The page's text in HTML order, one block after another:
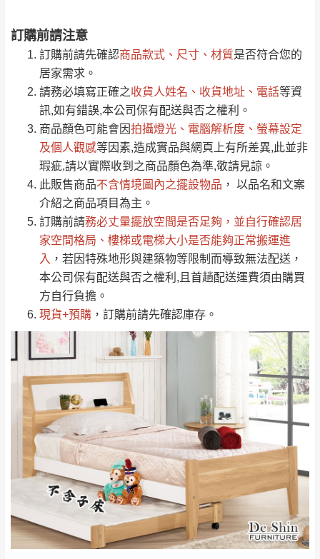
訂購前請注意
訂購前請先確認商品款式、尺寸、材質是否符合您的
居家需求。
請務必填寫正確之收貨人姓名、收貨地址、電話等資
訊,如有錯誤,本公司保有配送與否之權利。
商品顏色可能會因拍攝燈光、電腦解析度、螢幕設定
及個人觀感等因素,造成實品與網頁上有所差異,此並非
瑕疵,請以實際收到之商品顏色為準,敬請見諒。
此販售商品不含情境圖內之擺設物品 ， 以品名和文案
介紹之商品項目為主。
訂購前請務必丈量擺放空間是否足夠 ，並自行確認居
家空間格局、 樓梯或電梯大小是否能夠正常搬運進
入 ，若因特殊地形與建築物等限制而導致無法配送，
本公司保有配送與否之權利,且首趟配送運費須由購買
方自行負擔。
現貨+預購 ，訂購前請先確認庫存。
運 費 說 明
運送地區 運送費用
偏遠地區
（請先線上詢問 LINE
→@dershin ）
桃園
免 運
費
＊A108產品另收運費
復興鄉
新竹
峨眉鄉、五峰鄉、
橫山、北埔鄉、尖
石鄉、寶山鄉山
區、新埔山區、芎
台北 無
新北
雙溪、貢寮、烏
來、平溪、九份、
石門、林口 下福
里、新店山區、三
峽山區、石碇、坪
林、福隆、淡水山
區、北投湖山路、
深坑山區
$ 9,000以上：免
注意事項：
由於品項繁多，網頁無法及時更新，如有需
要購買商品，請於出發前來電或到「官方
Line客服」來信確認商品是否有「現貨」與
「金額」。
若商品價格或庫存有異常，商家有權取消訂
單。部分網路商品恕無法更改原設計或客製，敬請
見諒！
接單後二日內(不含例假日)，我們客服會與您
電話聯絡或E-Mail通知確認訂單。
（線上客
服 LINE → @dershin）
下單前先詢問是否現貨 ，若未詢問下單後無
現貨我們客服會再來電或E-Mail與您聯絡
（洽詢方式請搜尋 Line ID →
地區恕無法提供運送 (詳見運送規章)。
配送範圍：
苗栗至基隆；其它地區暫不開放，如因特殊
地型限制(山區、鄉、鎮、村)、樓梯太小、無
法搬運上樓等因素，導致無法配送，本公司
保有出貨的權利。
保護物流人員的工作安全，賣家無提供吊掛
服務，若需以吊車或其他的吊掛方式吊運，
費用將由買方自行支付。
因大型傢俱有組裝、配送的問題，並非一般
0/5 (0)筆
全部 依評論高至低排列
依評論低至高排列 只顯示附上圖片
只顯示附上評論